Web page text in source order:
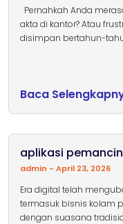
Pernahkah Anda
akta di kantor? Atau
disimpan bertahun-
Baca
aplikasi
admin April 23, 2026
Era digital telah
termasuk bisnis kolam
dengan suasana